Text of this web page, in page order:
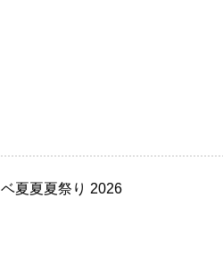
夏夏夏祭り 2026